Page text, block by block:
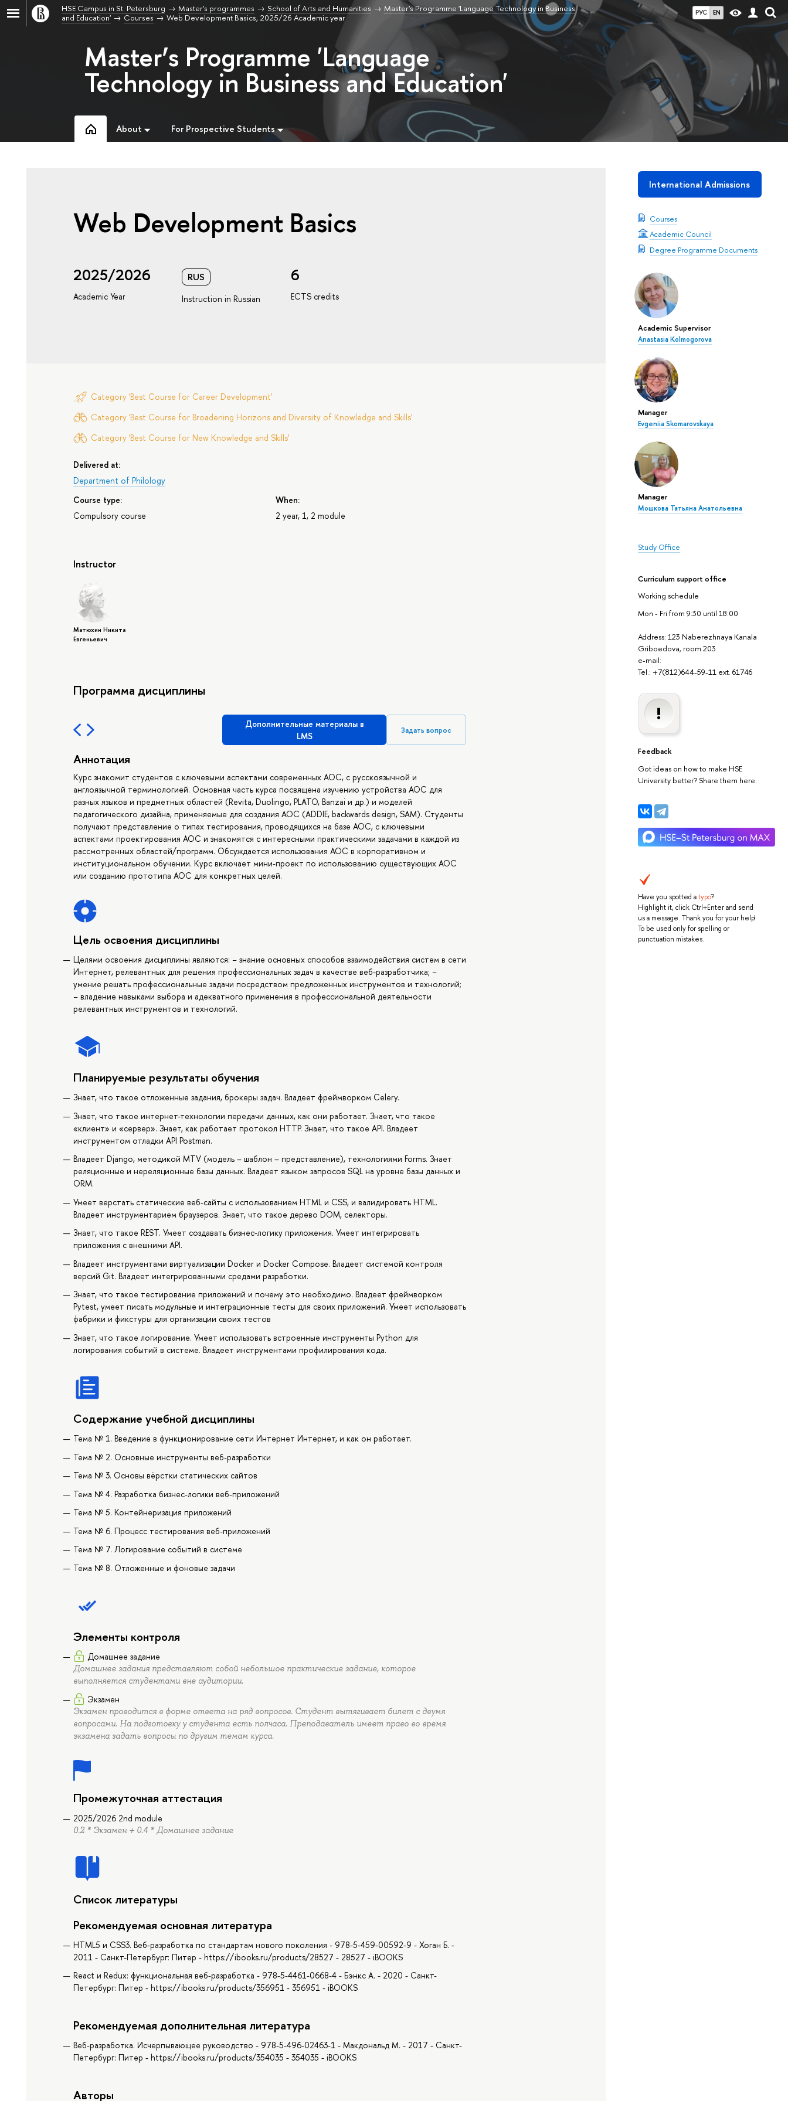
РУС EN
HSE Campus in St. Petersburg Master's programmes School of Arts and Humanities
Master's Programme 'Language Technology in Business
and Education'
Courses Web Development Basics, 2025/26 Academic year
Master’s Programme 'Language
Technology in Business and Education'
About For Prospective Students
International Admissions
Courses
Academic Council
Degree Programme Documents
Academic Supervisor
Anastasia Kolmogorova
Manager
Evgeniia Skomarovskaya
Manager
Мошкова Татьяна Анатольевна
Study Office
Curriculum support office
Working schedule
Mon - Fri from 9:30 until 18:00
Address: 123 Naberezhnaya Kanala
Griboedova, room 203
e-mail:
Tel.: +7(812)644-59-11 ext. 61746
Feedback
Got ideas on how to make HSE
University better? Share them here.
Have you spotted atypo?
Highlight it, click Ctrl+Enter and send
us a message. Thank you for your help!
To be used only for spelling or
punctuation mistakes.
Web Development Basics
2025/2026
Academic Year
RUS
Instruction in Russian
6
ECTS credits
Category 'Best Course for Career Development'
Category 'Best Course for Broadening Horizons and Diversity of Knowledge and Skills'
Category 'Best Course for New Knowledge and Skills'
Delivered at:
Department of Philology
Course type:
Compulsory course
When:
2 year, 1, 2 module
Instructor
Матюхин Никита
Евгеньевич
Программа дисциплины
Дополнительные материалы в
LMS
Задать вопрос
Аннотация
Курс знакомит студентов с ключевыми аспектами современных АОС, с русскоязычной и
англоязычной терминологией. Основная часть курса посвящена изучению устройства АОС для
разных языков и предметных областей (Revita, Duolingo, PLATO, Banzai и др.) и моделей
педагогического дизайна, применяемые для создания АОС (ADDIE, backwards design, SAM). Студенты
получают представление о типах тестирования, проводящихся на базе АОС, с ключевыми
аспектами проектирования АОС и знакомятся с интересными практическими задачами в каждой из
рассмотренных областей/программ. Обсуждается использования АОС в корпоративном и
институциональном обучении. Курс включает мини-проект по использованию существующих АОС
или созданию прототипа АОС для конкретных целей.
Цель освоения дисциплины
Целями освоения дисциплины являются: − знание основных способов взаимодействия систем в сети
Интернет, релевантных для решения профессиональных задач в качестве веб-разработчика; −
умение решать профессиональные задачи посредством предложенных инструментов и технологий;
− владение навыками выбора и адекватного применения в профессиональной деятельности
релевантных инструментов и технологий.
Планируемые результаты обучения
Знает, что такое отложенные задания, брокеры задач. Владеет фреймворком Celery.
Знает, что такое интернет-технологии передачи данных, как они работает. Знает, что такое
«клиент» и «сервер». Знает, как работает протокол HTTP. Знает, что такое API. Владеет
инструментом отладки API Postman.
Владеет Django, методикой MTV (модель – шаблон – представление), технологиями Forms. Знает
реляционные и нереляционные базы данных. Владеет языком запросов SQL на уровне базы данных и
ORM.
Умеет верстать статические веб-сайты с использованием HTML и CSS, и валидировать HTML.
Владеет инструментарием браузеров. Знает, что такое дерево DOM, селекторы.
Знает, что такое REST. Умеет создавать бизнес-логику приложения. Умеет интегрировать
приложения с внешними API.
Владеет инструментами виртуализации Docker и Docker Compose. Владеет системой контроля
версий Git. Владеет интегрированными средами разработки.
Знает, что такое тестирование приложений и почему это необходимо. Владеет фреймворком
Pytest, умеет писать модульные и интеграционные тесты для своих приложений. Умеет использовать
фабрики и фикстуры для организации своих тестов
Знает, что такое логирование. Умеет использовать встроенные инструменты Python для
логирования событий в системе. Владеет инструментами профилирования кода.
Содержание учебной дисциплины
Тема № 1. Введение в функционирование сети Интернет Интернет, и как он работает.
Тема № 2. Основные инструменты веб-разработки
Тема № 3. Основы вёрстки статических сайтов
Тема № 4. Разработка бизнес-логики веб-приложений
Тема № 5. Контейнеризация приложений
Тема № 6. Процесс тестирования веб-приложений
Тема № 7. Логирование событий в системе
Тема № 8. Отложенные и фоновые задачи
Элементы контроля
Домашнее задание
Домашнее задания представляют собой небольшое практические задание, которое
выполняется студентами вне аудитории.
Экзамен
Экзамен проводится в форме ответа на ряд вопросов. Студент вытягивает билет с двумя
вопросами. На подготовку у студента есть полчаса. Преподаватель имеет право во время
экзамена задать вопросы по другим темам курса.
Промежуточная аттестация
2025/2026 2nd module
0.2 * Экзамен + 0.4 * Домашнее задание
Список литературы
Рекомендуемая основная литература
HTML5 и CSS3. Веб-разработка по стандартам нового поколения - 978-5-459-00592-9 - Хоган Б. -
2011 - Санкт-Петербург: Питер - https://ibooks.ru/products/28527 - 28527 - iBOOKS
React и Redux: функциональная веб-разработка - 978-5-4461-0668-4 - Бэнкс А. - 2020 - Санкт-
Петербург: Питер - https://ibooks.ru/products/356951 - 356951 - iBOOKS
Рекомендуемая дополнительная литература
Веб-разработка. Исчерпывающее руководство - 978-5-496-02463-1 - Макдональд М. - 2017 - Санкт-
Петербург: Питер - https://ibooks.ru/products/354035 - 354035 - iBOOKS
Авторы